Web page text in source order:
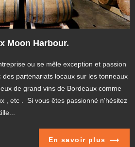
Moon Harbour.
ou se mêle exception et passion
des partenariats locaux sur les tonneaux
de grand vins de Bordeaux comme
, etc . Si vous êtes passionné n'hésitez
En savoir plus